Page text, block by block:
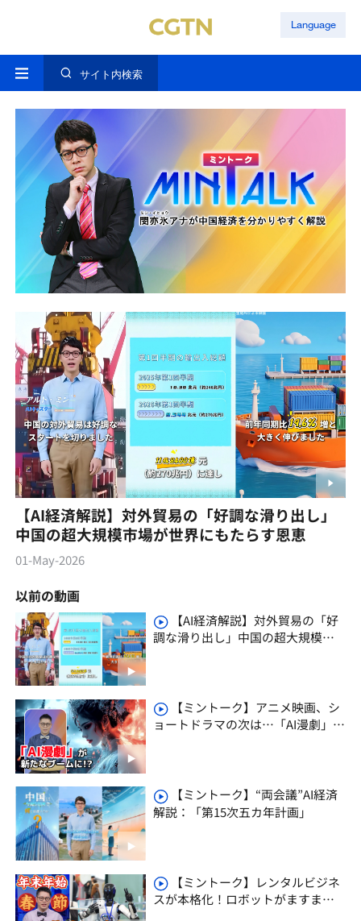
Language
サイト内検索
【AI経済解説】対外貿易の「好調な滑り出し」
中国の超大規模市場が世界にもたらす恩恵
01-May-2026
以前の動画
【AI経済解説】対外貿易の「好
調な滑り出し」中国の超大規模市
【ミントーク】アニメ映画、シ
ョートドラマの次は…「AI漫劇」が
【ミントーク】“両会議”AI経済
解説：「第15次五カ年計画」
【ミントーク】レンタルビジネ
スが本格化！ロボットがますます